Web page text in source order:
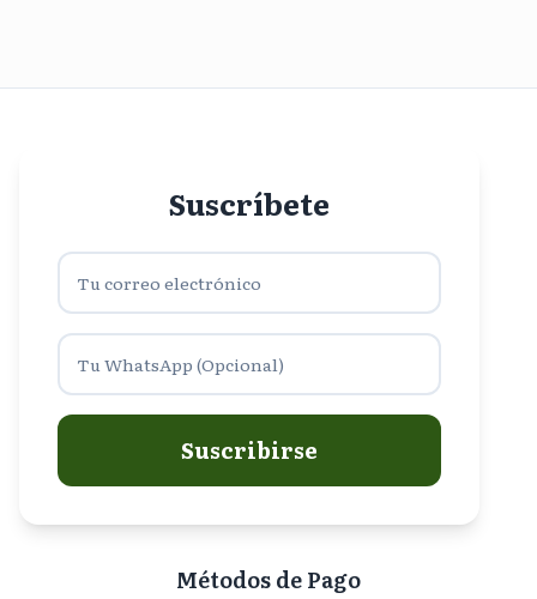
Suscríbete
Suscribirse
Métodos de Pago